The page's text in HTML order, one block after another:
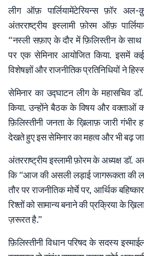
लीग ऑफ़ पार्लियामेंटेरियन्स फ़ॉर अल-
अंतरराष्ट्रीय इस्लामी फ़ोरम ऑफ़
“नस्ली सफ़ाए के दौर में फ़िलिस्तीन के
पर एक सेमिनार आयोजित किया. इसमें
विशेषज्ञों और राजनीतिक प्रतिनिधियों ने
सेमिनार का उद्घाटन लीग के महासचिव
किया. उन्होंने बैठक के विषय और वक्ताओं
फ़िलिस्तीनी जनता के ख़िलाफ़ जारी गंभीर
देखते हुए इस सेमिनार का महत्व और भी बढ़
अंतरराष्ट्रीय इस्लामी फ़ोरम के अध्यक्ष डॉ.
कि “आज की असली लड़ाई जागरूकता की
तौर पर राजनीतिक मोर्चे पर, आर्थिक
रिश्तों को सामान्य बनाने की प्रक्रिया के
ज़रूरत है.”
फ़िलिस्तीनी विधान परिषद के सदस्य